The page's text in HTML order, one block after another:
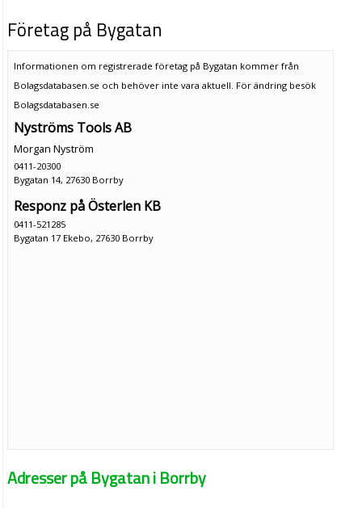
Företag på Bygatan
Informationen om registrerade företag på Bygatan kommer från
Bolagsdatabasen.se och behöver inte vara aktuell. För ändring besök
Bolagsdatabasen.se
Nyströms Tools AB
Morgan Nyström
0411-20300
Bygatan 14, 27630 Borrby
Responz på Österlen KB
0411-521285
Bygatan 17 Ekebo, 27630 Borrby
Adresser på Bygatan i Borrby